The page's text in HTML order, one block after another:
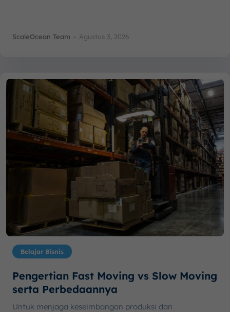
ScaleOcean Team - Agustus 3, 2026
Belajar Bisnis
Pengertian Fast Moving vs Slow Moving
serta Perbedaannya
Untuk menjaga keseimbangan produksi dan